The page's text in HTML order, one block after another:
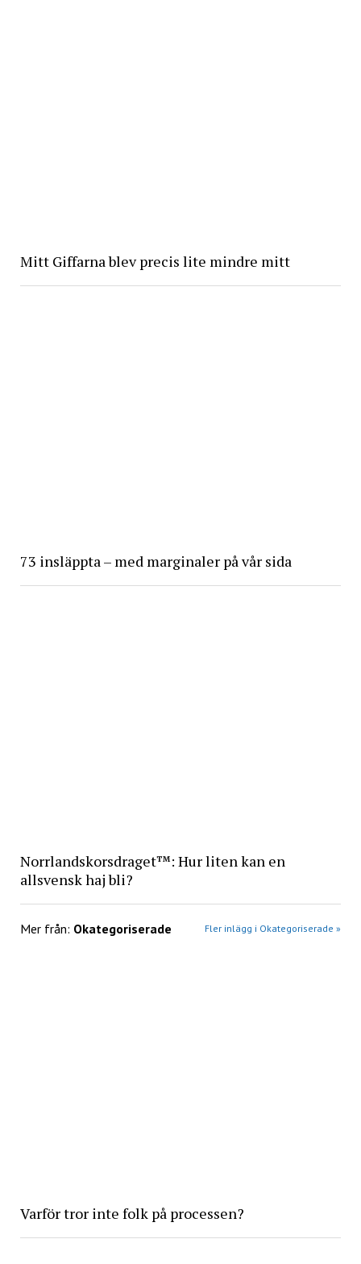
Mitt Giffarna blev precis lite mindre mitt
73 insläppta – med marginaler på vår sida
Norrlandskorsdraget™: Hur liten kan en
allsvensk haj bli?
Mer från: Okategoriserade Fler inlägg i Okategoriserade »
Varför tror inte folk på processen?